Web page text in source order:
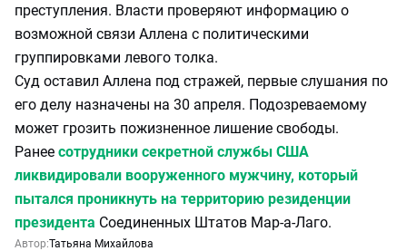
преступления. Власти проверяют информацию о
возможной связи Аллена с политическими
группировками левого толка.
Суд оставил Аллена под стражей, первые слушания по
его делу назначены на 30 апреля. Подозреваемому
может грозить пожизненное лишение свободы.
Ранее сотрудники секретной службы США
ликвидировали вооруженного мужчину, который
пытался проникнуть на территорию резиденции
президента Соединенных Штатов Мар-а-Лаго.
Автор:Татьяна Михайлова